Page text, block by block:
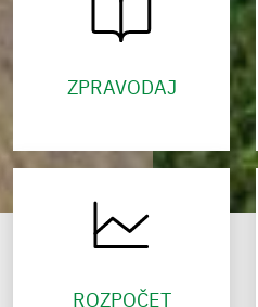
ZPRAVODAJ
ROZPOČET